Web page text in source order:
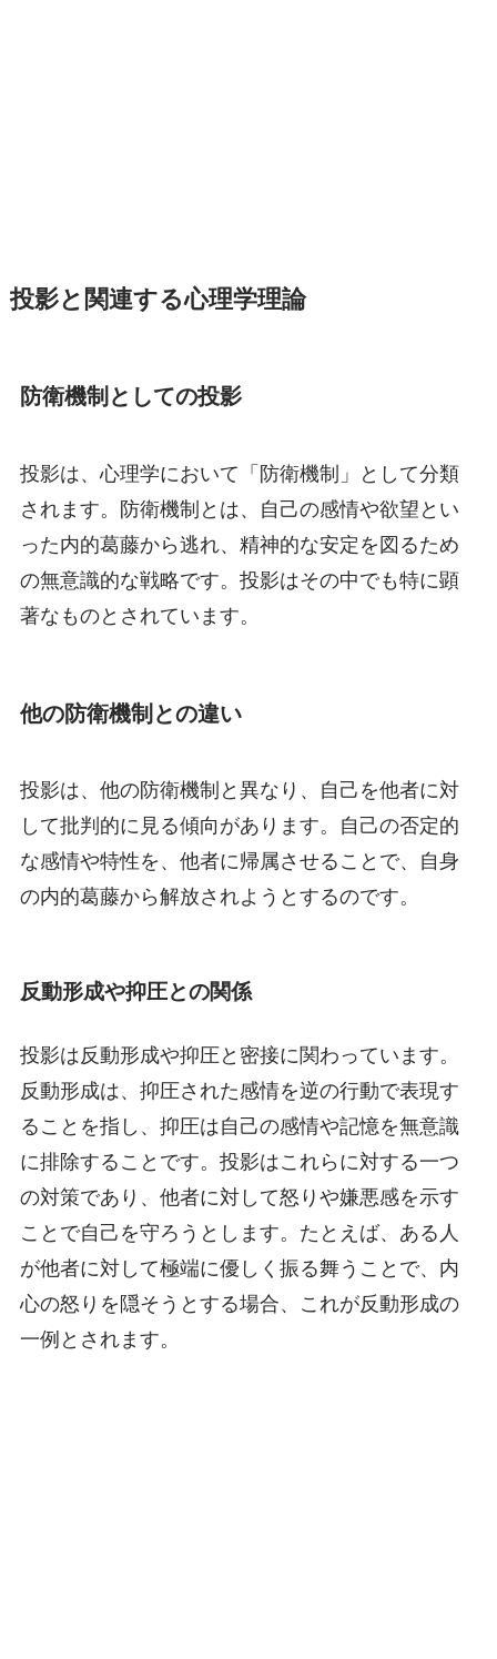
投影と関連する心理学理論
防衛機制としての投影
投影は、心理学において「防衛機制」として分類
されます。防衛機制とは、自己の感情や欲望とい
った内的葛藤から逃れ、精神的な安定を図るため
の無意識的な戦略です。投影はその中でも特に顕
著なものとされています。
他の防衛機制との違い
投影は、他の防衛機制と異なり、自己を他者に対
して批判的に見る傾向があります。自己の否定的
な感情や特性を、他者に帰属させることで、自身
の内的葛藤から解放されようとするのです。
反動形成や抑圧との関係
投影は反動形成や抑圧と密接に関わっています。
反動形成は、抑圧された感情を逆の行動で表現す
ることを指し、抑圧は自己の感情や記憶を無意識
に排除することです。投影はこれらに対する一つ
の対策であり、他者に対して怒りや嫌悪感を示す
ことで自己を守ろうとします。たとえば、ある人
が他者に対して極端に優しく振る舞うことで、内
心の怒りを隠そうとする場合、これが反動形成の
一例とされます。